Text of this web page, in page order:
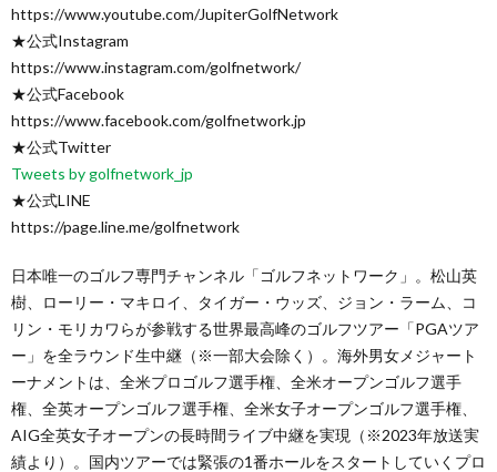
https://www.youtube.com/JupiterGolfNetwork
★公式Instagram
https://www.instagram.com/golfnetwork/
★公式Facebook
https://www.facebook.com/golfnetwork.jp
★公式Twitter
Tweets by golfnetwork_jp
★公式LINE
https://page.line.me/golfnetwork
日本唯一のゴルフ専門チャンネル「ゴルフネットワーク」。松山英
樹、ローリー・マキロイ、タイガー・ウッズ、ジョン・ラーム、コ
リン・モリカワらが参戦する世界最高峰のゴルフツアー「PGAツア
ー」を全ラウンド生中継（※一部大会除く）。海外男女メジャート
ーナメントは、全米プロゴルフ選手権、全米オープンゴルフ選手
権、全英オープンゴルフ選手権、全米女子オープンゴルフ選手権、
AIG全英女子オープンの長時間ライブ中継を実現（※2023年放送実
績より）。国内ツアーでは緊張の1番ホールをスタートしていくプロ